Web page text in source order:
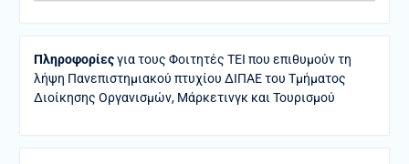
Πληροφορίεςγια τους Φοιτητές ΤΕΙ που επιθυμούν τη
λήψη Πανεπιστημιακού πτυχίου ΔΙΠΑΕ του Τμήματος
Διοίκησης Οργανισμών, Μάρκετινγκ και Τουρισμού